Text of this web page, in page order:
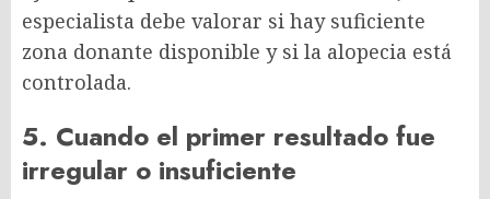
especialista debe valorar si hay suficiente
zona donante disponible y si la alopecia está
controlada.
5. Cuando el primer resultado fue
irregular o insuficiente